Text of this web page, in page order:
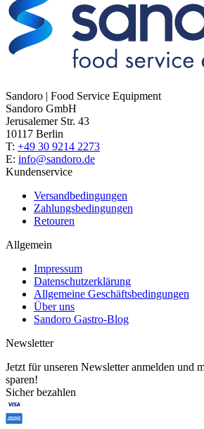
Sandoro | Food Service Equipment
Sandoro GmbH
Jerusalemer Str. 43
10117 Berlin
T: +49 30 9214 2273
E: info@sandoro.de
Kundenservice
Versandbedingungen
Zahlungsbedingungen
Retouren
Allgemein
Impressum
Datenschutzerklärung
Allgemeine Geschäftsbedingungen
Über uns
Sandoro Gastro-Blog
Newsletter
Jetzt für unseren Newsletter anmelden und
sparen!
Sicher bezahlen